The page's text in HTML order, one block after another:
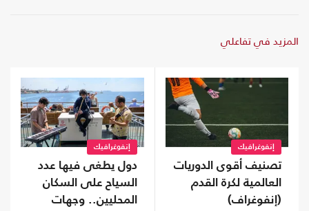
المزيد في تفاعلي
إنفوغرافيك
تصنيف أقوى الدوريات
العالمية لكرة القدم
(إنفوغراف)
إنفوغرافيك
دول يطغى فيها عدد
السياح على السكان
المحليين.. وجهات